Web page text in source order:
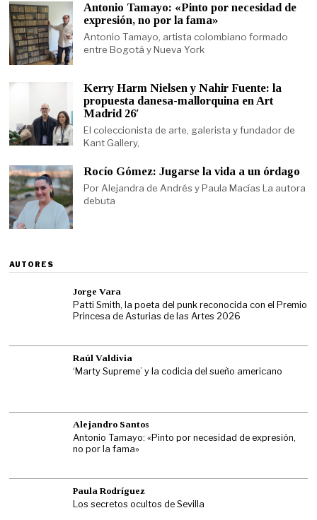
Antonio Tamayo: «Pinto por necesidad de
expresión, no por la fama»
Antonio Tamayo, artista colombiano formado
entre Bogotá y Nueva York
Kerry Harm Nielsen y Nahir Fuente: la
propuesta danesa-mallorquina en Art
Madrid 26′
El coleccionista de arte, galerista y fundador de
Kant Gallery,
Rocío Gómez: Jugarse la vida a un órdago
Por Alejandra de Andrés y Paula Macías La autora
debuta
AUTORES
Jorge Vara
Patti Smith, la poeta del punk reconocida con el Premio
Princesa de Asturias de las Artes 2026
Raúl Valdivia
‘Marty Supreme’ y la codicia del sueño americano
Alejandro Santos
Antonio Tamayo: «Pinto por necesidad de expresión,
no por la fama»
Paula Rodríguez
Los secretos ocultos de Sevilla